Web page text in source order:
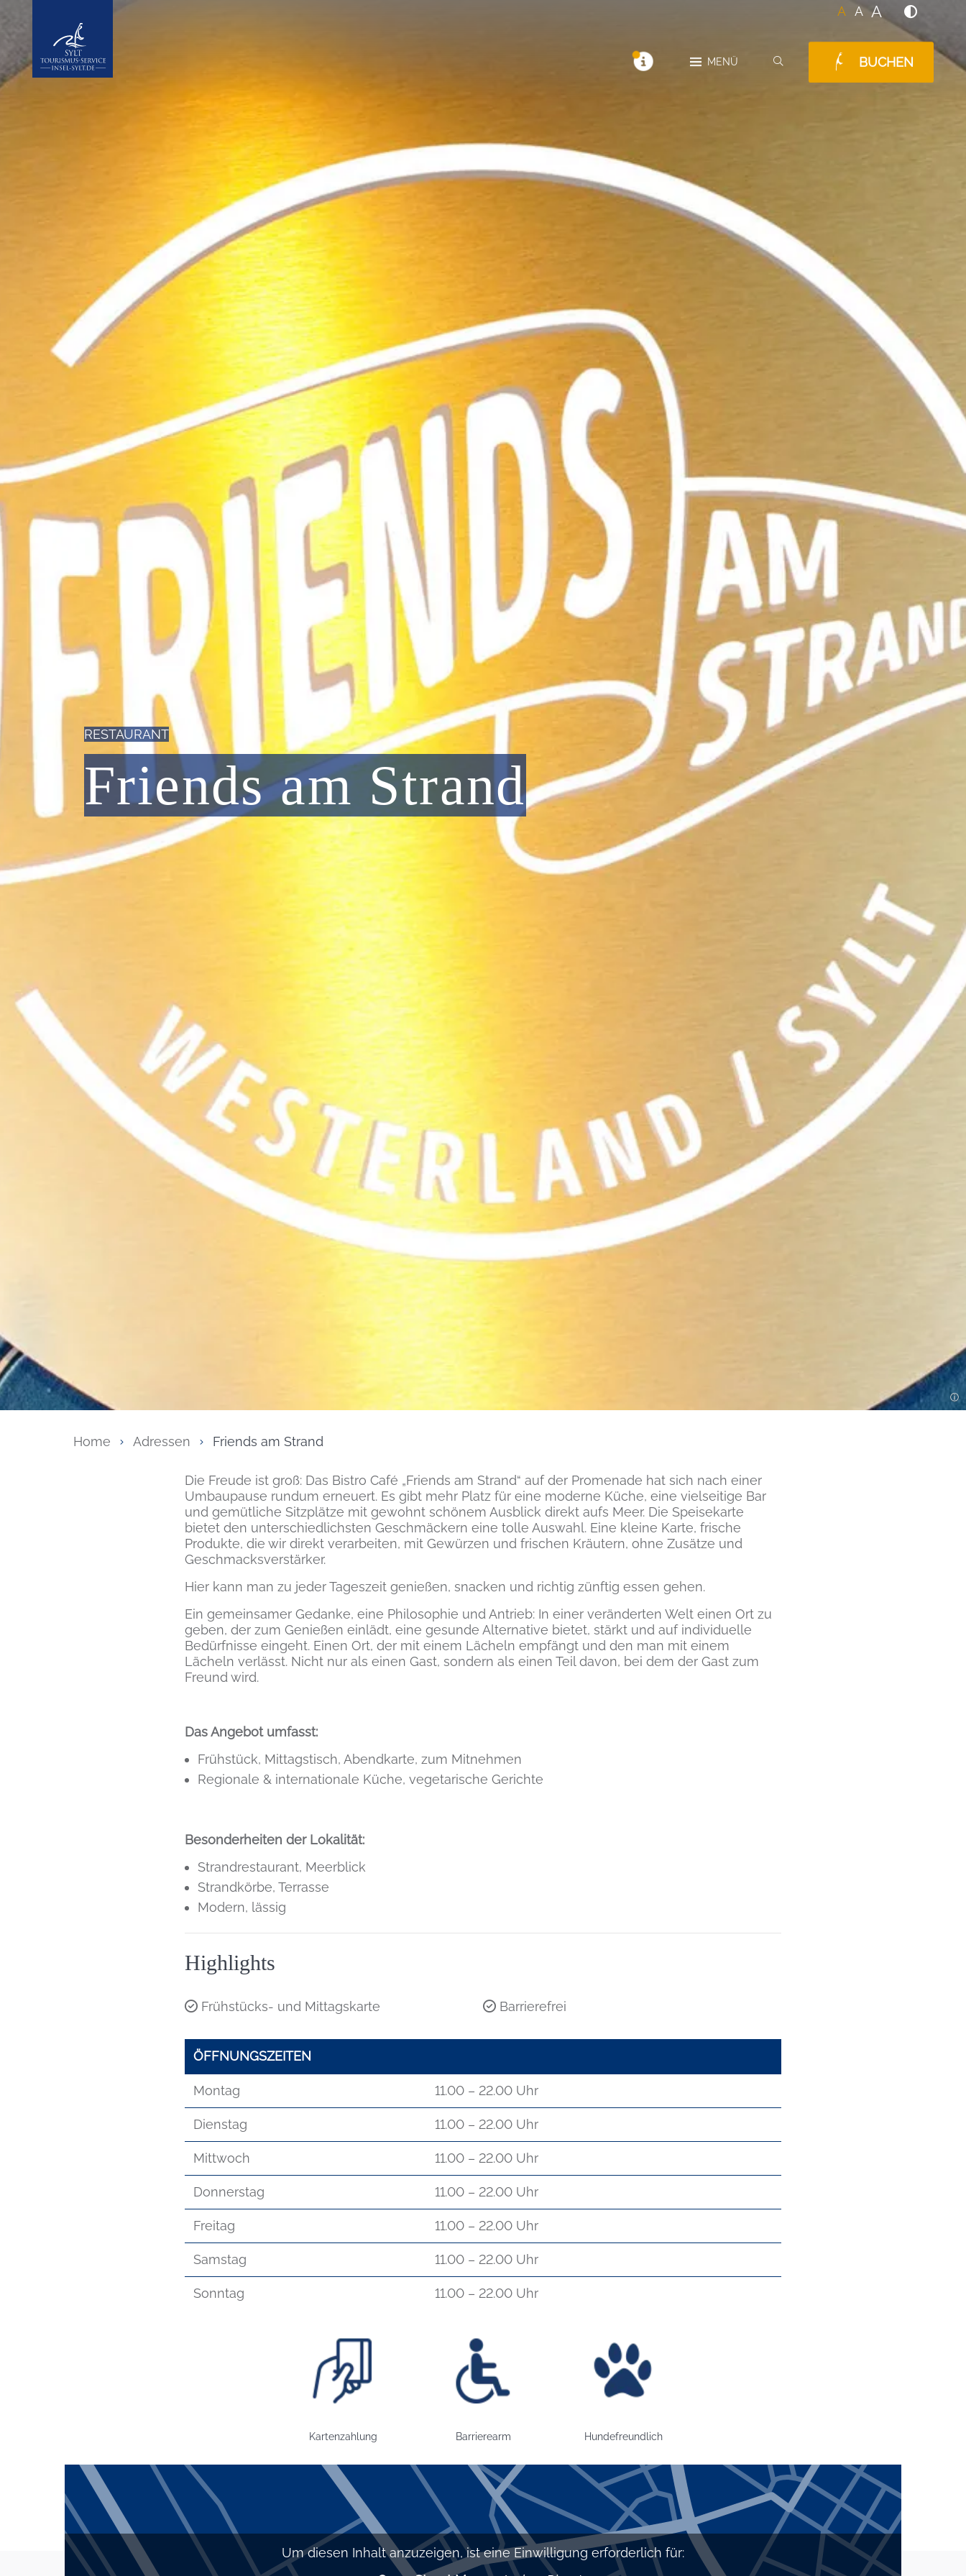
A A A
Insel Sylt MENÜ BUCHEN
RESTAURANT
Friends am Strand
Home Adressen Friends am Strand
Inhalt
Die Freude ist groß: Das Bistro Café „Friends am Strand“ auf der Promenade hat sich nach einer
Umbaupause rundum erneuert. Es gibt mehr Platz für eine moderne Küche, eine vielseitige Bar
und gemütliche Sitzplätze mit gewohnt schönem Ausblick direkt aufs Meer. Die Speisekarte
bietet den unterschiedlichsten Geschmäckern eine tolle Auswahl. Eine kleine Karte, frische
Produkte, die wir direkt verarbeiten, mit Gewürzen und frischen Kräutern, ohne Zusätze und
Geschmacksverstärker.
Hier kann man zu jeder Tageszeit genießen, snacken und richtig zünftig essen gehen.
Ein gemeinsamer Gedanke, eine Philosophie und Antrieb: In einer veränderten Welt einen Ort zu
geben, der zum Genießen einlädt, eine gesunde Alternative bietet, stärkt und auf individuelle
Bedürfnisse eingeht. Einen Ort, der mit einem Lächeln empfängt und den man mit einem
Lächeln verlässt. Nicht nur als einen Gast, sondern als einen Teil davon, bei dem der Gast zum
Freund wird.
Das Angebot umfasst:
Frühstück, Mittagstisch, Abendkarte, zum Mitnehmen
Regionale & internationale Küche, vegetarische Gerichte
Besonderheiten der Lokalität:
Strandrestaurant, Meerblick
Strandkörbe, Terrasse
Modern, lässig
Highlights
Frühstücks- und Mittagskarte Barrierefrei
ÖFFNUNGSZEITEN
Montag 11.00 – 22.00 Uhr
Dienstag 11.00 – 22.00 Uhr
Mittwoch 11.00 – 22.00 Uhr
Donnerstag 11.00 – 22.00 Uhr
Freitag 11.00 – 22.00 Uhr
Samstag 11.00 – 22.00 Uhr
Sonntag 11.00 – 22.00 Uhr
Bild: Kartenzahlung
Kartenzahlung
Bild: Barrierearm
Barrierearm
Bild: Hundefreundlich
Hundefreundlich
Um diesen Inhalt anzuzeigen, ist eine Einwilligung erforderlich für: